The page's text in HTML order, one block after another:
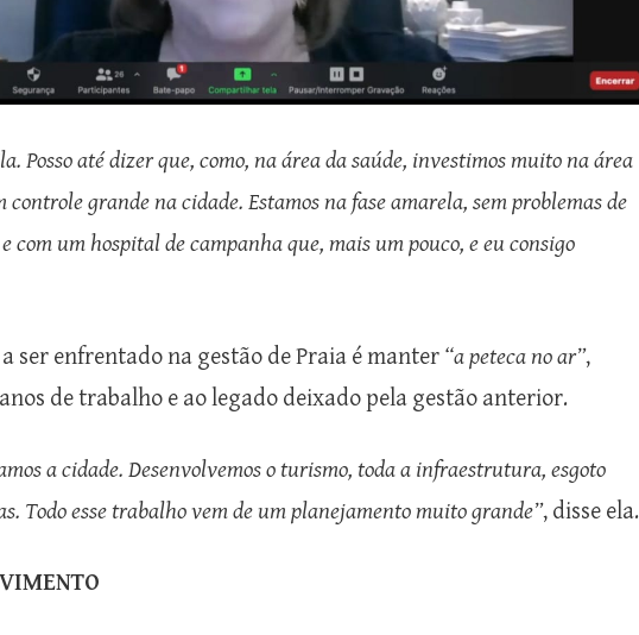
Posso até dizer que, como, na área da saúde, investimos muito na área
controle grande na cidade. Estamos na fase amarela, sem problemas de
com um hospital de campanha que, mais um pouco, e eu consigo
ser enfrentado na gestão de Praia é manter “a peteca no ar”,
de trabalho e ao legado deixado pela gestão anterior.
a cidade. Desenvolvemos o turismo, toda a infraestrutura, esgoto
Todo esse trabalho vem de um planejamento muito grande”, disse ela.